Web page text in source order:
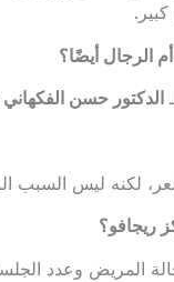
الرجال أيضًا؟
الدكتور حسن الفكهاني
لكنه ليس السبب
ريجافو؟
المريض وعدد